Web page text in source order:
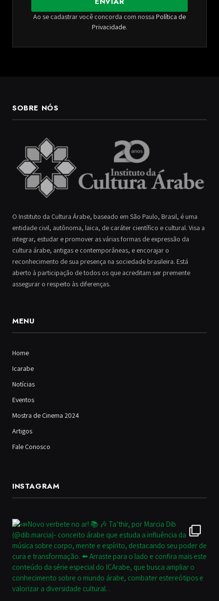
Ao se cadastrar você concorda com nossa Política de
Privacidade.
SOBRE NÓS
O Instituto da Cultura Árabe, baseado em São Paulo, Brasil, é uma
entidade civil, autônoma, laica, de caráter científico e cultural. Visa a
integrar, estudar e promover as várias formas de expressão da
cultura árabe, antigas e contemporâneas, e encorajar o
reconhecimento de sua presença na sociedade brasileira. Está
aberto à participação de todos os que acreditam ser premente
assegurar o respeito às diferenças.
MENU
Home
Icarabe
Notícias
Eventos
Mostra de Cinema 2024
Artigos
Fale Conosco
INSTAGRAM